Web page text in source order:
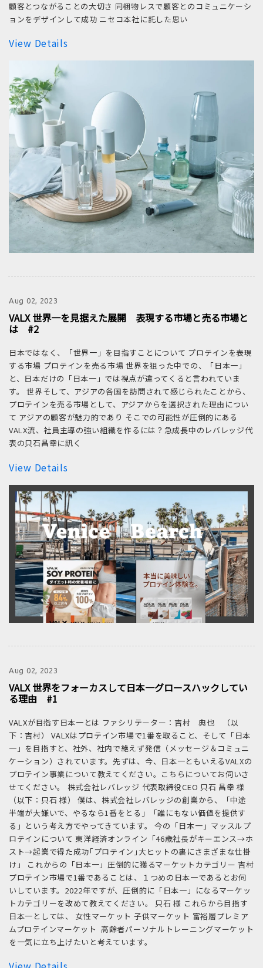
顧客とつながることの大切さ 同梱物レスで顧客とのコミュニケーシ
ョンをデザインして成功 ニセコ本社に託した思い
View Details
Aug 02, 2023
VALX 世界一を見据えた展開 表現する市場と売る市場と
は #2
日本ではなく、「世界一」を目指すことについて プロテインを表現
する市場 プロテインを売る市場 世界を狙った中での、「日本一」
と、日本だけの「日本一」では視点が違ってくると言われていま
す。 世界そして、アジアの各国を訪問されて感じられたことから、
プロテインを売る市場として、アジアからを選択された理由につい
て アジアの顧客が魅力的であり そこでの可能性が圧倒的にある
VALX流、社員主導の強い組織を作るには？急成長中のレバレッジ代
表の只石昌幸に訊く
View Details
Aug 02, 2023
VALX 世界をフォーカスして日本一グロースハックしてい
る理由 #1
VALXが目指す日本一とは ファシリテーター：吉村 典也 （以
下：吉村） VALXはプロテイン市場で1番を取ること、そして「日本
一」を目指すと、社外、社内で絶えず発信（メッセージ＆コミュニ
ケーション）されています。先ずは、今、日本一ともいえるVALXの
プロテイン事業について教えてください。こちらについてお伺いさ
せてください。 株式会社レバレッジ 代表取締役CEO 只石 昌幸 様
（以下：只石 様） 僕は、株式会社レバレッジの創業から、「中途
半端が大嫌いで、やるなら1番をとる」「誰にもない価値を提供す
る」という考え方でやってきています。 今の「日本一」マッスルプ
ロテインについて 東洋経済オンライン「46歳社長がキーエンス→ホ
スト→起業で得た成功｢プロテイン｣大ヒットの裏にさまざまな仕掛
け」 これからの「日本一」圧倒的に獲るマーケットカテゴリー 吉村
プロテイン市場で1番であることは、１つめの日本一であるとお伺
いしています。2022年ですが、圧倒的に「日本一」になるマーケッ
トカテゴリーを改めて教えてください。 只石 様 これらから目指す
日本一としては、 女性マーケット 子供マーケット 富裕層プレミア
ムプロテインマーケット 高齢者パーソナルトレーニングマーケット
を一気に立ち上げたいと考えています。